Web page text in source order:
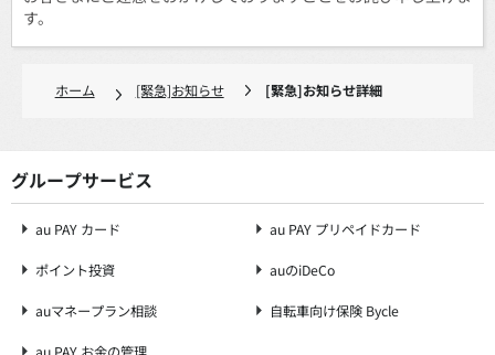
す。
ホーム [緊急]お知らせ [緊急]お知らせ詳細
グループサービス
au PAY カード au PAY プリペイドカード
ポイント投資 auのiDeCo
auマネープラン相談 自転車向け保険 Bycle